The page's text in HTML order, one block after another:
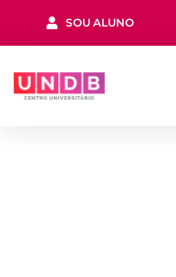
SOU ALUNO